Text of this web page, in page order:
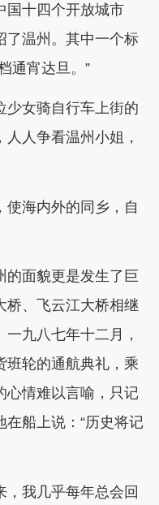
国十四个开放城市
了温州。其中一个标
通宵达旦。”
少女骑自行车上街的
人争看温州小姐，
使海内外的同乡，自
的面貌更是发生了巨
桥、飞云江大桥相继
九八七年十二月，
轮的通航典礼，乘
心情难以言喻，只记
船上说：“历史将记
，我几乎每年总会回